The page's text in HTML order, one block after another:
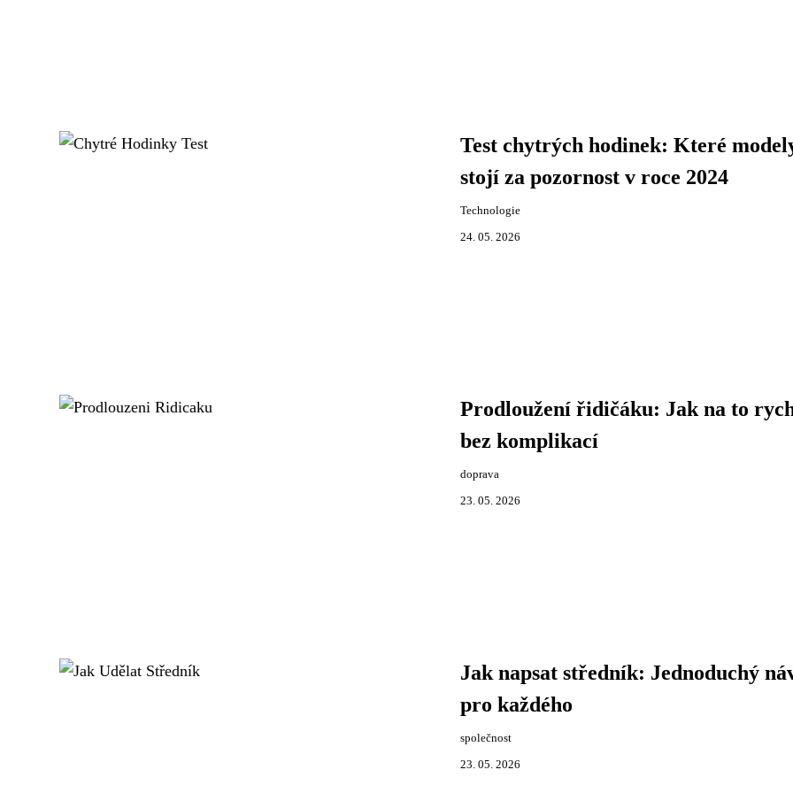
Test chytrých hodinek: Které
stojí za pozornost v roce 2024
Technologie
24. 05. 2026
Prodloužení řidičáku: Jak na to
bez komplikací
doprava
23. 05. 2026
Jak napsat středník: Jednoduchý
pro každého
společnost
23. 05. 2026